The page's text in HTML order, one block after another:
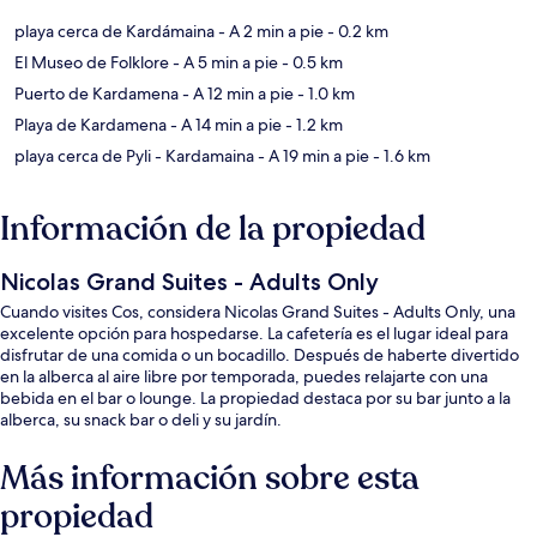
playa cerca de Kardámaina- A 2 min a pie- 0.2 km
El Museo de Folklore- A 5 min a pie- 0.5 km
Puerto de Kardamena- A 12 min a pie- 1.0 km
Playa de Kardamena- A 14 min a pie- 1.2 km
playa cerca de Pyli - Kardamaina- A 19 min a pie- 1.6 km
Información de la propiedad
Nicolas Grand Suites - Adults Only
Cuando visites Cos, considera Nicolas Grand Suites - Adults Only, una
excelente opción para hospedarse. La cafetería es el lugar ideal para
disfrutar de una comida o un bocadillo. Después de haberte divertido
en la alberca al aire libre por temporada, puedes relajarte con una
bebida en el bar o lounge. La propiedad destaca por su bar junto a la
alberca, su snack bar o deli y su jardín.
Más información sobre esta
propiedad